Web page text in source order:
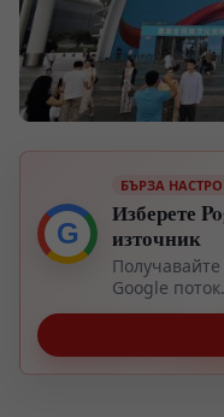
G
БЪРЗА
Изберете
източник
Google поток.